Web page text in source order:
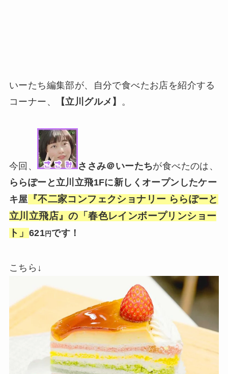
いーたち編集部が、自分で食べたお店を紹介する
コーナー、
【立川グルメ】 。
今回、 ささみ＠いーたちが食べたのは、
ららぽーと立川立飛1Fに新しくオープンしたケー
キ屋 『不二家コンフェクショナリー ららぽーと
立川立飛店』の「春色レインボープリンショー
ト」 621円 です！
こちら↓